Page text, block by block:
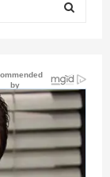
A
R
C